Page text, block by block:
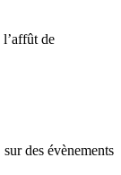
l’affût de
des évènements